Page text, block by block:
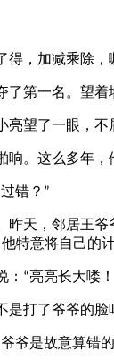
，加减乘除，
一名。望着
望了一眼，不
这么多年，
错？ ”
天，邻居王爷
特意将自己的
“亮亮长大喽！
是打了爷爷的脸
爷是故意算错的